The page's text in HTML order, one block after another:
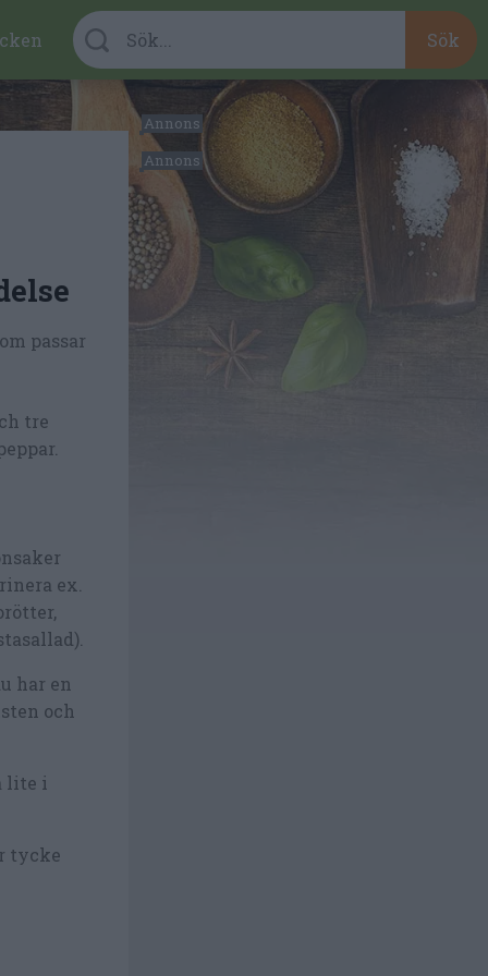
passar
tre
ex.
har en
och
lite i
tycke